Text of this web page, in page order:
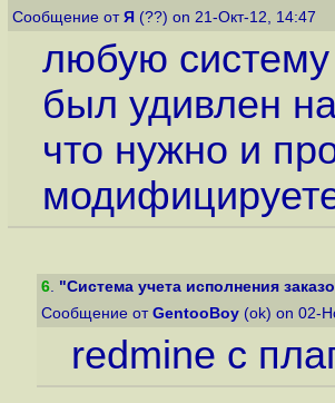
Сообщение от Я (??) on 21-Окт-12, 14:47
любую систему
был удивлен
что нужно и
6. "Система учета исполнения
Сообщение от GentooBoy (ok) on 02-
redmine с